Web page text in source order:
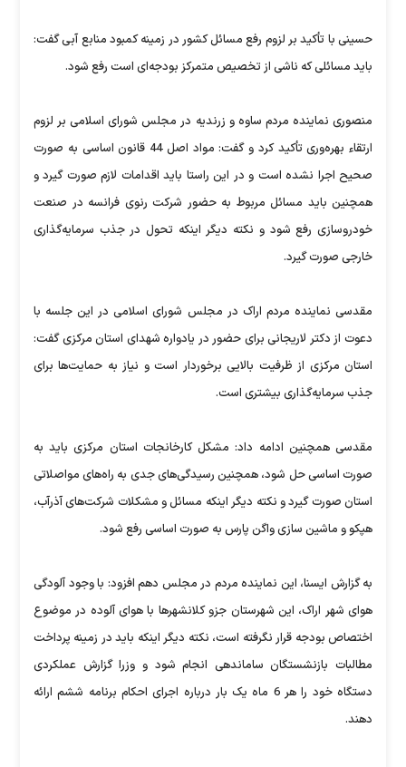
حسینی با تأکید بر لزوم رفع مسائل کشور در زمینه کمبود منابع آبی گفت:
باید مسائلی که ناشی از تخصیص متمرکز بودجه‌ای است رفع شود.
منصوری نماینده مردم ساوه و زرندیه در مجلس شورای اسلامی بر لزوم
ارتقاء بهره‌وری تأکید کرد و گفت: مواد اصل 44 قانون اساسی به صورت
صحیح اجرا نشده است و در این راستا باید اقدامات لازم صورت گیرد و
همچنین باید مسائل مربوط به حضور شرکت رنوی فرانسه در صنعت
خودروسازی رفع شود و نکته دیگر اینکه تحول در جذب سرمایه‌گذاری
خارجی صورت گیرد.
مقدسی نماینده مردم اراک در مجلس شورای اسلامی در این جلسه با
دعوت از دکتر لاریجانی برای حضور در یادواره شهدای استان مرکزی گفت:
استان مرکزی از ظرفیت بالایی برخوردار است و نیاز به حمایت‌ها برای
جذب سرمایه‌گذاری بیشتری است.
مقدسی همچنین ادامه داد: مشکل کارخانجات استان مرکزی باید به
صورت اساسی حل شود، همچنین رسیدگی‌های جدی به راه‌های مواصلاتی
استان صورت گیرد و نکته دیگر اینکه مسائل و مشکلات شرکت‌های آذرآب،
هپکو و ماشین سازی واگن پارس به صورت اساسی رفع شود.
به گزارش ایسنا، این نماینده مردم در مجلس دهم افزود: با وجود آلودگی
هوای شهر اراک، این شهرستان جزو کلانشهرها با هوای آلوده در موضوع
اختصاص بودجه قرار نگرفته است، نکته دیگر اینکه باید در زمینه پرداخت
مطالبات بازنشستگان ساماندهی انجام شود و وزرا گزارش عملکردی
دستگاه خود را هر 6 ماه یک بار درباره اجرای احکام برنامه ششم ارائه
دهند.